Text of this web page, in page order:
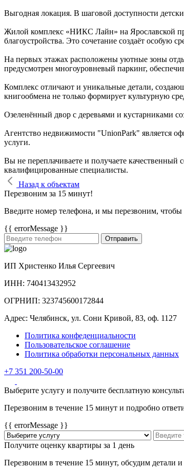
Выгодная локация. В шаговой доступности
Жилой комплекс «НИКС Лайн» на Ярославской
благоустройства. Это сочетание создаёт особую
На первых этажах расположены уютные зоны
предусмотрен многоуровневый паркинг,
Комплекс отличают и уникальные детали,
книгообмена не только формирует культурную
Озеленённый двор с деревьями и кустарниками
Агентство недвижимости "UnionPark" является
услуги.
Вы не переплачиваете и получаете
квалифицированные специалисты.
Назад к объектам
Перезвоним за 15 минут!
Введите номер телефона, и мы перезвоним,
{{ errorMessage }}
Отправить
ИП Христенко Илья Сергеевич
ИНН: 740413432952
ОГРНИП: 323745600172844
Адрес: Челябинск, ул. Сони Кривой, 83, оф. 1127
Политика конфеденциальности
Пользовательское соглашение
Политика обработки персональных данных
+7 351 200-50-00
Выберите услугу и получите бесплатную
Перезвоним в течение 15 минут и подробно
{{ errorMessage }}
Получите оценку квартиры за 1 день
Перезвоним в течение 15 минут, обсудим детали